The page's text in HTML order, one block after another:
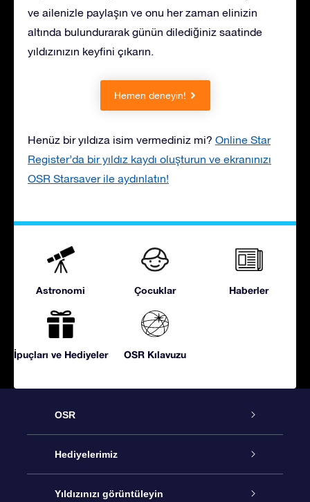
ve ailenizle paylaşın ve onu her zaman elinizin
altında bulundurarak günün dilediğiniz saatinde
yıldızınızın keyfini çıkarın.
Hemen deneyin!
Henüz bir yıldıza isim vermediniz mi? Online Star
Register’da bir yıldız kaydı oluşturun ve ekranınızı
OSR Starsaver ile aydınlatın!
Astronomi Çocuklar Haberler
İpuçları ve Hediyeler OSR Kılavuzu
OSR
Hizmet
İletişim
Hediyelerimiz
Çevrimiçi Yıldız Hediyesi
Yıldızınızı görüntüleyin